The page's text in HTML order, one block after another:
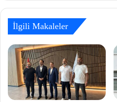
İlgili Makaleler